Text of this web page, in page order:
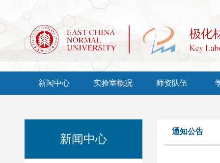
新闻中心 实验室概况 师资队伍
新闻中心
通知公告